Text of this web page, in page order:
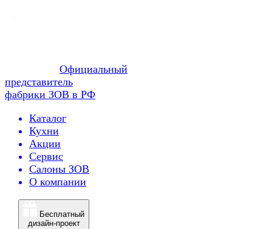
Официальный
представитель
фабрики ЗОВ в РФ
Каталог
Кухни
Акции
Сервис
Салоны ЗОВ
О компании
Бесплатный
дизайн-проект